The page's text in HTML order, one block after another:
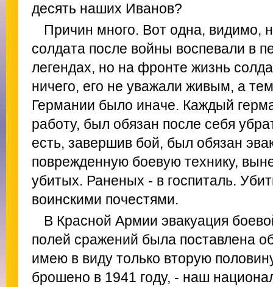
десять наших Иванов?
Причин много. Вот одна, видимо,
солдата после войны воспевали в
легендах, но на фронте жизнь
ничего, его не уважали живым, а
Германии было иначе. Каждый
работу, был обязан после себя
есть, завершив бой, был обязан
поврежденную боевую технику,
убитых. Раненых - в госпиталь.
воинскими почестями.
В Красной Армии эвакуация
полей сражений была поставлена
имею в виду только вторую
брошено в 1941 году, - наш